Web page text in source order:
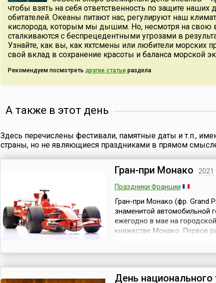
Украины и обеспечения ее
финансовой
стабильности.В марте 1991
года Верховн...
словами, они переводят
устную речь на язык
жестов. День переводчика
жестового языка на
Украине (укр. День
перекладача жес...
чтобы взять на себя ответственность по защите
обитателей. Океаны питают нас, регулируют наш
кислорода, которым мы дышим. Но, несмотря на свою
сталкиваются с беспрецедентными угрозами в
Узнайте, как вы, как яхтсмены или любители морских
свой вклад в сохранение красоты и баланса морской
Рекомендуем посмотреть другие статьи раздела
А также в этот день
Здесь перечислены фестивали, памятные даты и т.п.,
страны, но не являющиеся праздниками в прямом
Гран-при Монако
2021
Праздники Франции
Гран-при Монако (фр. Grand
знаменитой автомобильной
ежегодно в мае на
княжестве Монако. Первое
независимые спортивные
День